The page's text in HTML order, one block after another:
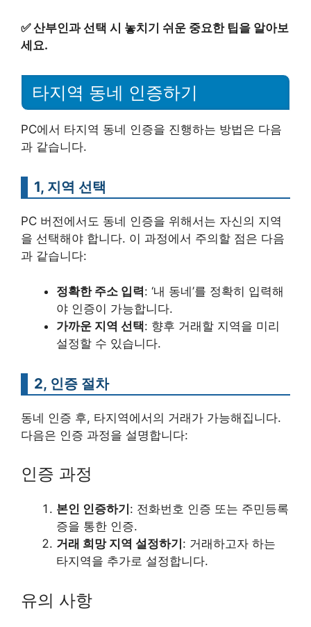
✅산부인과 선택 시 놓치기 쉬운 중요한 팁을 알아보
세요.
타지역 동네 인증하기
PC에서 타지역 동네 인증을 진행하는 방법은 다음
과 같습니다.
1, 지역 선택
PC 버전에서도 동네 인증을 위해서는 자신의 지역
을 선택해야 합니다. 이 과정에서 주의할 점은 다음
과 같습니다:
정확한 주소 입력: ‘내 동네’를 정확히 입력해
야 인증이 가능합니다.
가까운 지역 선택: 향후 거래할 지역을 미리
설정할 수 있습니다.
2, 인증 절차
동네 인증 후, 타지역에서의 거래가 가능해집니다.
다음은 인증 과정을 설명합니다:
인증 과정
본인 인증하기 : 전화번호 인증 또는 주민등록
증을 통한 인증.
거래 희망 지역 설정하기 : 거래하고자 하는
타지역을 추가로 설정합니다.
유의 사항